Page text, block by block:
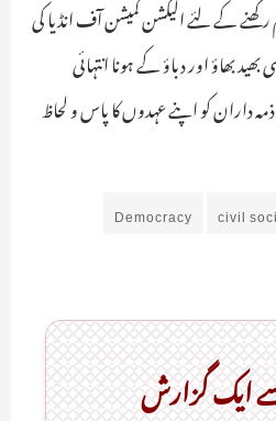
کے لئے الیکشن کمیشن آف انڈیا کی
بھاؤ اور دباؤ کے ہونا انتہائی
کو اپنے عہدوں کا پاس و لحاظ
civil
Democracy
ایک گزارش